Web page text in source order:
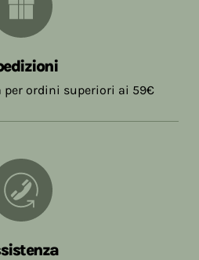
per ordini superiori ai 59€